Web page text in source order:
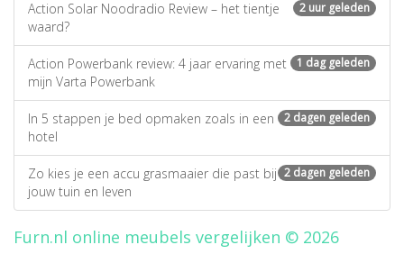
2 uur geleden
Action Solar Noodradio Review – het tientje
waard?
1 dag geleden
Action Powerbank review: 4 jaar ervaring met
mijn Varta Powerbank
2 dagen geleden
In 5 stappen je bed opmaken zoals in een
hotel
2 dagen geleden
Zo kies je een accu grasmaaier die past bij
jouw tuin en leven
Furn.nl online meubels vergelijken © 2026